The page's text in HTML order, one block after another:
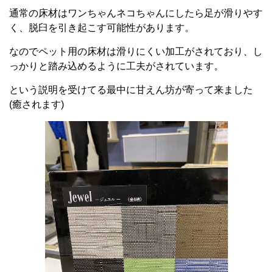
通常の床材はワンちゃんネコちゃんにしたら足が滑りやす
く、脱臼を引き起こす可能性があります。
なのでペット用の床材は滑りにくい加工がされており、し
っかりと踏み込めるように工夫がされています。
という説明を受けてる最中に甘えん坊が寄って来ました
(癒されます)